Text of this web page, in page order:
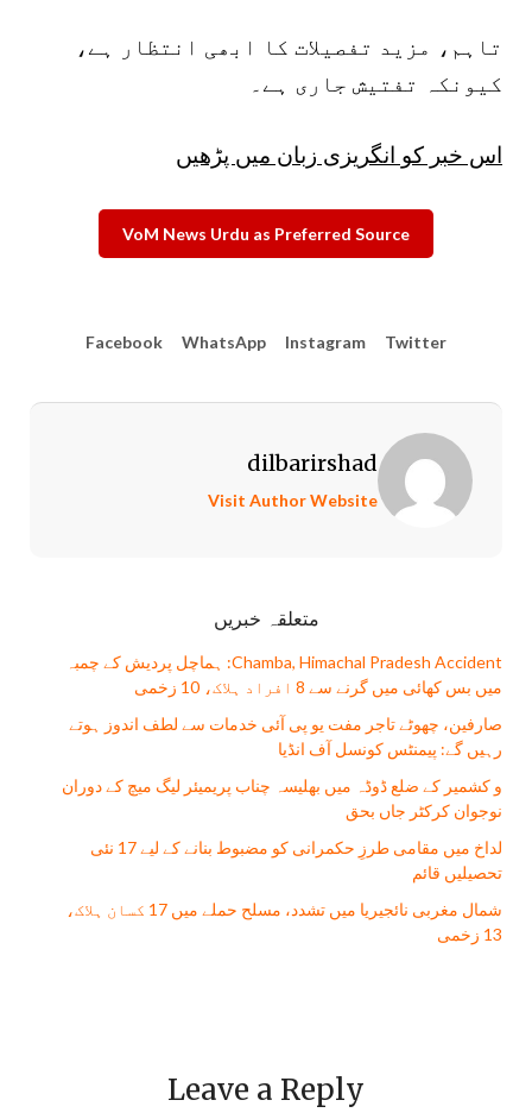
تاہم، مزید تفصیلات کا ابھی انتظار ہے،
کیونکہ تفتیش جاری ہے۔
اس خبر کو انگریزی زبان میں پڑھیں
VoM News Urdu as Preferred Source
Facebook WhatsApp Instagram Twitter
dilbarirshad
Visit Author Website
متعلقہ خبریں
Chamba, Himachal Pradesh Accident: ہماچل پردیش کے چمبہ
میں بس کھائی میں گرنے سے 8 افراد ہلاک، 10 زخمی
صارفین، چھوٹے تاجر مفت يو پی آئی خدمات سے لطف اندوز ہوتے
رہیں گے: پیمنٹس کونسل آف انڈیا
و کشمیر کے ضلع ڈوڈہ میں بھلیسہ چناب پریمیئر لیگ میچ کے دوران
نوجوان کرکٹر جاں بحق
لداخ میں مقامی طرزِ حکمرانی کو مضبوط بنانے کے لیے 17 نئی
تحصیلیں قائم
شمال مغربی نائجیریا میں تشدد، مسلح حملے میں 17 کسان ہلاک،
13 زخمی
Leave a Reply